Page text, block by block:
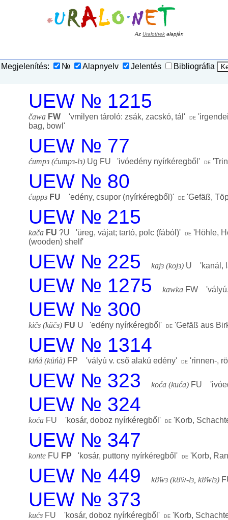
Az Uralothek alapján
Megjelenítés: № Alapnyelv Jelentés Bibliográfia
UEW № 1215
čawa FW 'vmilyen tároló: zsák, zacskó, tál ' de '
bag, bowl '
UEW № 77
ćumpɜ (ćumpɜ-lɜ) Ug FU 'ivóedény nyírkéregből ' de '
UEW № 80
ćuppɜ FU 'edény, csupor (nyírkéregből)' de 'Gefäß,
UEW № 215
kača FU ?U 'üreg, vájat; tartó, polc (fából)' de 'Höhle,
(wooden) shelf'
UEW № 225 kajɜ (kojɜ) U 'kanál,
UEW № 1275 kawka FW '
UEW № 300
kičɜ (küčɜ) FU U 'edény nyírkéregből ' de 'Gefäß aus
UEW № 1314
kińä (küńä) FP 'vályú v. cső alakú edény' de 'rinnen-,
UEW № 323 koća (kuća) FU '
UEW № 324
koća FU 'kosár, doboz nyírkéregből ' de 'Korb,
UEW № 347
konte FU FP 'kosár, puttony nyírkéregből ' de 'Korb,
UEW № 449 kȣ̈wɜ (kȣ̈w-lɜ, kȣ̈wlɜ)
UEW № 373
kućɜ FU 'kosár, doboz nyírkéregből ' de 'Korb,